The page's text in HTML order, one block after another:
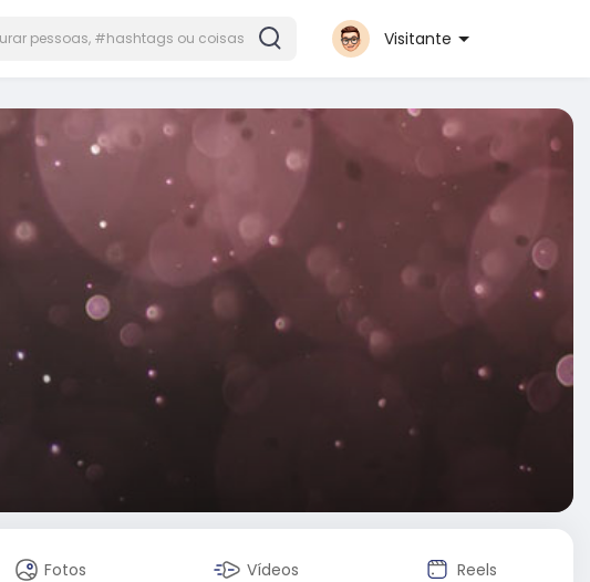
Visitante
Fotos Vídeos Reels